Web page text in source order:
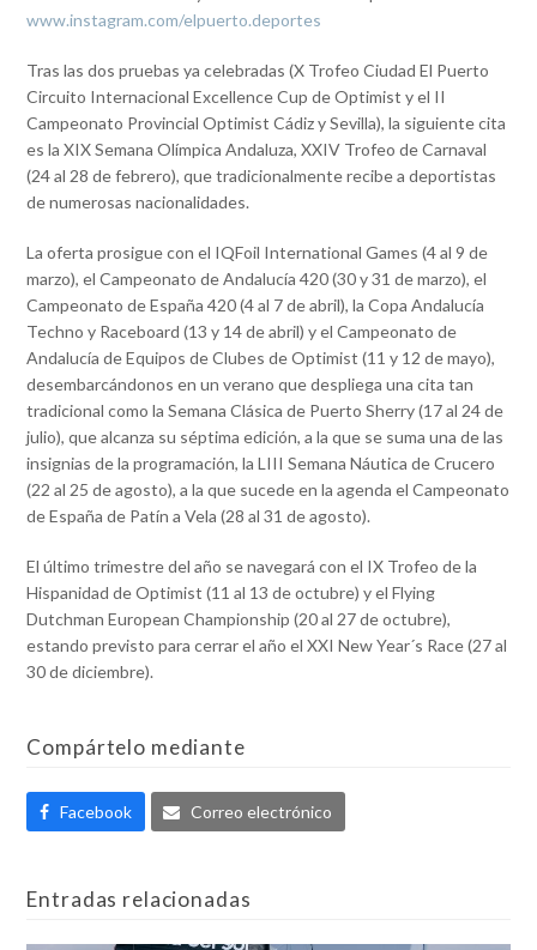
www.instagram.com/elpuerto.deportes
Tras las dos pruebas ya celebradas (X Trofeo Ciudad El Puerto
Circuito Internacional Excellence Cup de Optimist y el II
Campeonato Provincial Optimist Cádiz y Sevilla), la siguiente cita
es la XIX Semana Olímpica Andaluza, XXIV Trofeo de Carnaval
(24 al 28 de febrero), que tradicionalmente recibe a deportistas
de numerosas nacionalidades.
La oferta prosigue con el IQFoil International Games (4 al 9 de
marzo), el Campeonato de Andalucía 420 (30 y 31 de marzo), el
Campeonato de España 420 (4 al 7 de abril), la Copa Andalucía
Techno y Raceboard (13 y 14 de abril) y el Campeonato de
Andalucía de Equipos de Clubes de Optimist (11 y 12 de mayo),
desembarcándonos en un verano que despliega una cita tan
tradicional como la Semana Clásica de Puerto Sherry (17 al 24 de
julio), que alcanza su séptima edición, a la que se suma una de las
insignias de la programación, la LIII Semana Náutica de Crucero
(22 al 25 de agosto), a la que sucede en la agenda el Campeonato
de España de Patín a Vela (28 al 31 de agosto).
El último trimestre del año se navegará con el IX Trofeo de la
Hispanidad de Optimist (11 al 13 de octubre) y el Flying
Dutchman European Championship (20 al 27 de octubre),
estando previsto para cerrar el año el XXI New Year´s Race (27 al
30 de diciembre).
Compártelo mediante
Facebook Correo electrónico
Entradas relacionadas